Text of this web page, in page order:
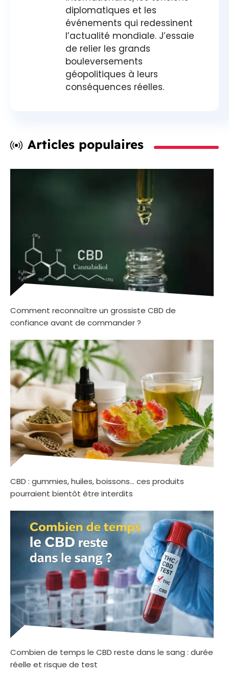
diplomatiques et les
événements qui redessinent
l’actualité mondiale. J’essaie
de relier les grands
bouleversements
géopolitiques à leurs
conséquences réelles.
Articles populaires
Comment reconnaître un grossiste CBD de
confiance avant de commander ?
CBD : gummies, huiles, boissons… ces produits
pourraient bientôt être interdits
Combien de temps le CBD reste dans le sang : durée
réelle et risque de test